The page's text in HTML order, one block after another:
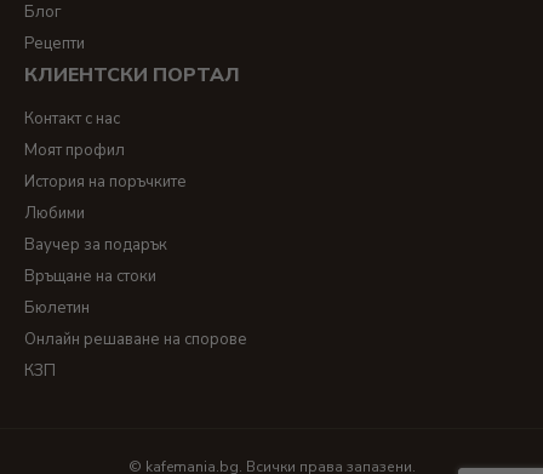
Блог
Рецепти
КЛИЕНТСКИ ПОРТАЛ
Контакт с нас
Моят профил
История на поръчките
Любими
Ваучер за подарък
Връщане на стоки
Бюлетин
Онлайн решаване на спорове
КЗП
© kafemania.bg. Всички права запазени.